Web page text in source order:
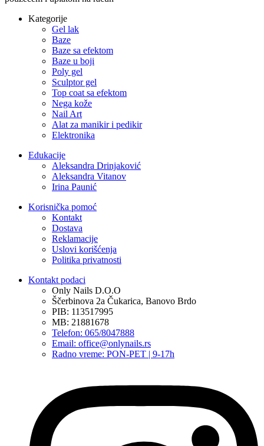
Kategorije
Gel lak
Baze
Baze sa efektom
Baze u boji
Poly gel
Sculptor gel
Top coat sa efektom
Nega kože
Nail Art
Alat za manikir i pedikir
Elektronika
Edukacije
Aleksandra Drinjaković
Aleksandra Vitanov
Irina Paunić
Korisnička pomoć
Kontakt
Dostava
Reklamacije
Uslovi korišćenja
Politika privatnosti
Kontakt podaci
Only Nails D.O.O
Ščerbinova 2a Čukarica, Banovo Brdo
PIB: 113517995
MB: 21881678
Telefon: 065/8047888
Email: office@onlynails.rs
Radno vreme: PON-PET | 9-17h